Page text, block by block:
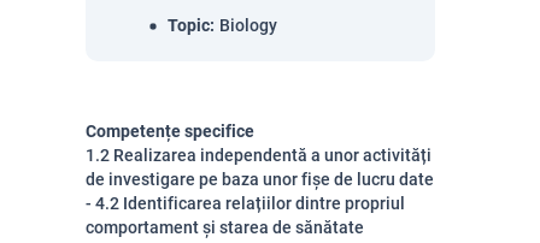
Topic: Biology
Competențe specifice
1.2 Realizarea independentă a unor activități
de investigare pe baza unor fișe de lucru date
- 4.2 Identificarea relațiilor dintre propriul
comportament și starea de sănătate